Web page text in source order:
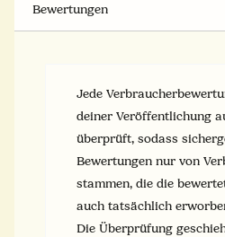
Bewertungen
Jede
deiner Veröffentlichung
überprüft, sodass
Bewertungen nur von
stammen, die die
auch tatsächlich
Die Überprüfung